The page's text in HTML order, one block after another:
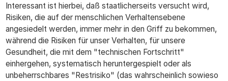
Interessant ist hierbei, daß staatlicherseits versucht wird,
Risiken, die auf der menschlichen Verhaltensebene
angesiedelt werden, immer mehr in den Griff zu bekommen,
während die Risiken für unser Verhalten, für unsere
Gesundheit, die mit dem "technischen Fortschritt"
einhergehen, systematisch heruntergespielt oder als
unbeherrschbares "Restrisiko" (das wahrscheinlich sowieso